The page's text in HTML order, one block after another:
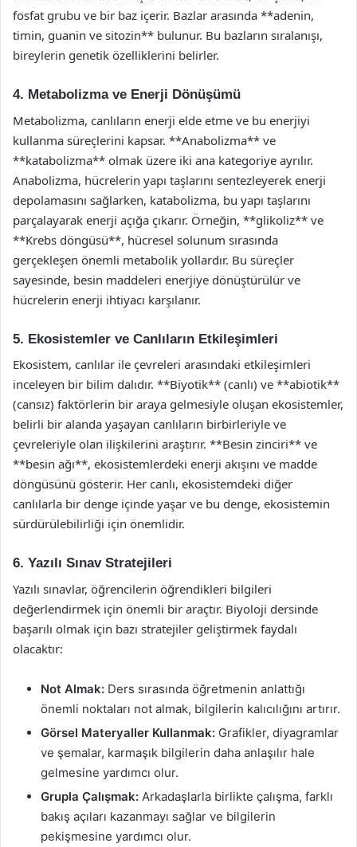
fosfat grubu ve bir baz içerir. Bazlar arasında **adenin,
timin, guanin ve sitozin** bulunur. Bu bazların sıralanışı,
bireylerin genetik özelliklerini belirler.
4. Metabolizma ve Enerji Dönüşümü
Metabolizma, canlıların enerji elde etme ve bu enerjiyi
kullanma süreçlerini kapsar. **Anabolizma** ve
**katabolizma** olmak üzere iki ana kategoriye ayrılır.
Anabolizma, hücrelerin yapı taşlarını sentezleyerek enerji
depolamasını sağlarken, katabolizma, bu yapı taşlarını
parçalayarak enerji açığa çıkarır. Örneğin, **glikoliz** ve
**Krebs döngüsü**, hücresel solunum sırasında
gerçekleşen önemli metabolik yollardır. Bu süreçler
sayesinde, besin maddeleri enerjiye dönüştürülür ve
hücrelerin enerji ihtiyacı karşılanır.
5. Ekosistemler ve Canlıların Etkileşimleri
Ekosistem, canlılar ile çevreleri arasındaki etkileşimleri
inceleyen bir bilim dalıdır. **Biyotik** (canlı) ve **abiotik**
(cansız) faktörlerin bir araya gelmesiyle oluşan ekosistemler,
belirli bir alanda yaşayan canlıların birbirleriyle ve
çevreleriyle olan ilişkilerini araştırır. **Besin zinciri** ve
**besin ağı**, ekosistemlerdeki enerji akışını ve madde
döngüsünü gösterir. Her canlı, ekosistemdeki diğer
canlılarla bir denge içinde yaşar ve bu denge, ekosistemin
sürdürülebilirliği için önemlidir.
6. Yazılı Sınav Stratejileri
Yazılı sınavlar, öğrencilerin öğrendikleri bilgileri
değerlendirmek için önemli bir araçtır. Biyoloji dersinde
başarılı olmak için bazı stratejiler geliştirmek faydalı
olacaktır:
Not Almak: Ders sırasında öğretmenin anlattığı
önemli noktaları not almak, bilgilerin kalıcılığını artırır.
Görsel Materyaller Kullanmak: Grafikler, diyagramlar
ve şemalar, karmaşık bilgilerin daha anlaşılır hale
gelmesine yardımcı olur.
Grupla Çalışmak: Arkadaşlarla birlikte çalışma, farklı
bakış açıları kazanmayı sağlar ve bilgilerin
pekişmesine yardımcı olur.